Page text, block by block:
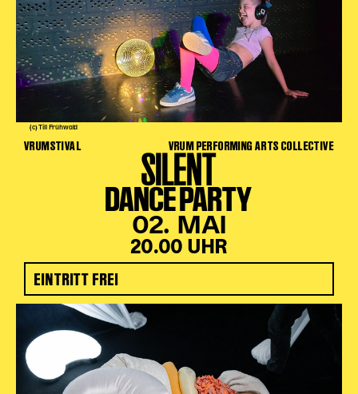
(c) Till Frühwald
VRUMSTIVAL VRUM PERFORMING ARTS COLLECTIVE
SILENT
DANCE PARTY
02. MAI
20.00 UHR
EINTRITT FREI